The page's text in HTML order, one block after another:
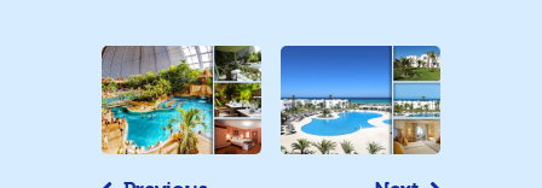
Navigace
pro
příspěvek